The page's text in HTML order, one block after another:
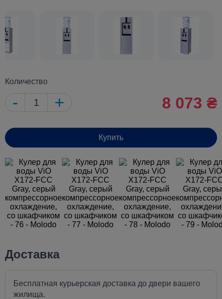
Количество
- + 8 073 ₴
Купить
Доставка
Бесплатная курьерская доставка до двери вашего
жилища.